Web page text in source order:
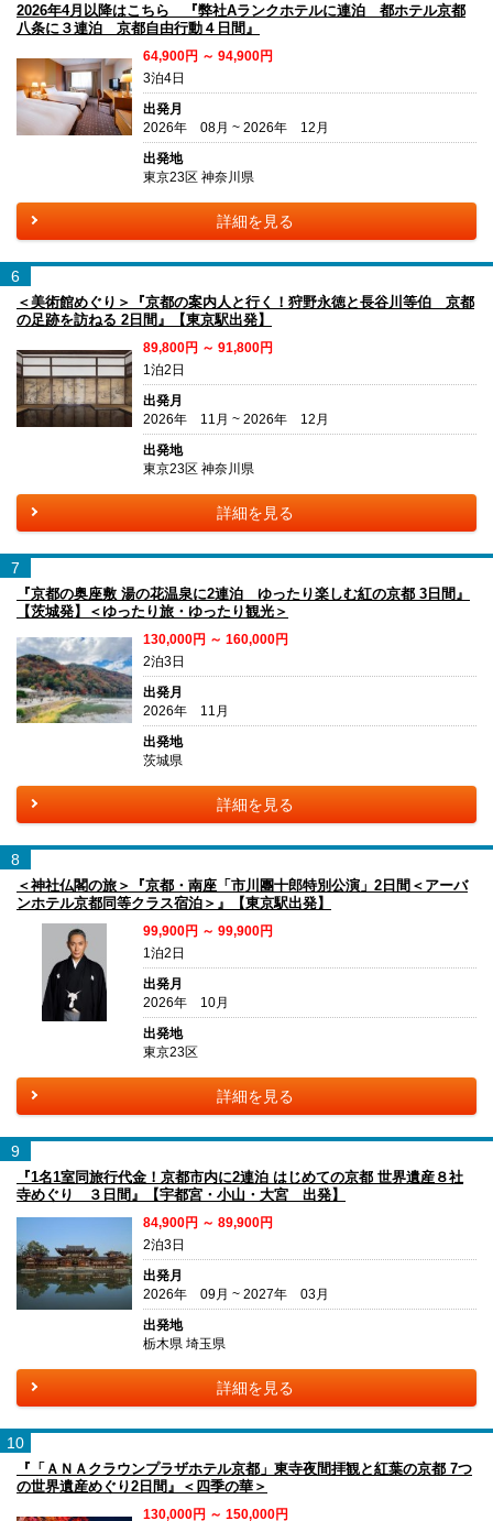
2026年4月以降はこちら 『弊社Aランクホテルに連泊 都ホテル京都
八条に３連泊 京都自由行動４日間』
64,900円 ～ 94,900円
3泊4日
出発月
2026年 08月 ~ 2026年 12月
出発地
東京23区 神奈川県
詳細を見る
6
＜美術館めぐり＞『京都の案内人と行く！狩野永徳と長谷川等伯 京都
の足跡を訪ねる 2日間』【東京駅出発】
89,800円 ～ 91,800円
1泊2日
出発月
2026年 11月 ~ 2026年 12月
出発地
東京23区 神奈川県
詳細を見る
7
『京都の奥座敷 湯の花温泉に2連泊 ゆったり楽しむ紅の京都 3日間』
【茨城発】＜ゆったり旅・ゆったり観光＞
130,000円 ～ 160,000円
2泊3日
出発月
2026年 11月
出発地
茨城県
詳細を見る
8
＜神社仏閣の旅＞『京都・南座「市川團十郎特別公演」2日間＜アーバ
ンホテル京都同等クラス宿泊＞』【東京駅出発】
99,900円 ～ 99,900円
1泊2日
出発月
2026年 10月
出発地
東京23区
詳細を見る
9
『1名1室同旅行代金！京都市内に2連泊 はじめての京都 世界遺産８社
寺めぐり ３日間』【宇都宮・小山・大宮 出発】
84,900円 ～ 89,900円
2泊3日
出発月
2026年 09月 ~ 2027年 03月
出発地
栃木県 埼玉県
詳細を見る
10
『「ＡＮＡクラウンプラザホテル京都」東寺夜間拝観と紅葉の京都 7つ
の世界遺産めぐり2日間』＜四季の華＞
130,000円 ～ 150,000円